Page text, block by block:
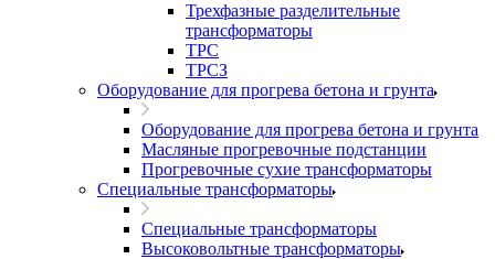
Трехфазные разделительные
трансформаторы
ТРС
ТРСЗ
Оборудование для прогрева бетона и грунта
Оборудование для прогрева бетона и грунта
Масляные прогревочные подстанции
Прогревочные сухие трансформаторы
Специальные трансформаторы
Специальные трансформаторы
Высоковольтные трансформаторы